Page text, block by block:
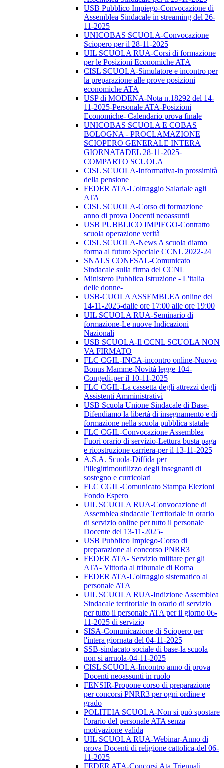
USB Pubblico Impiego-Convocazione di
Assemblea Sindacale in streaming del 26-
11-2025
UNICOBAS SCUOLA-Convocazione
Sciopero per il 28-11-2025
UIL SCUOLA RUA-Corsi di formazione
per le Posizioni Economiche ATA
CISL SCUOLA-Simulatore e incontro per
la preparazione alle prove posizioni
economiche ATA
USP di MODENA-Nota n.18292 del 14-
11-2025-Personale ATA-Posizioni
Economiche- Calendario prova finale
UNICOBAS SCUOLA E COBAS
BOLOGNA - PROCLAMAZIONE
SCIOPERO GENERALE INTERA
GIORNATADEL 28-11-2025-
COMPARTO SCUOLA
CISL SCUOLA-Informativa-in prossimità
della pensione
FEDER ATA-L'oltraggio Salariale agli
ATA
CISL SCUOLA-Corso di formazione
anno di prova Docenti neoassunti
USB PUBBLICO IMPIEGO-Contratto
scuola operazione verità
CISL SCUOLA-News A scuola diamo
forma al futuro Speciale CCNL 2022-24
SNALS CONFSAL-Comunicato
Sindacale sulla firma del CCNL
Ministero Pubblica Istruzione - L'italia
delle donne-
USB-CUOLA ASSEMBLEA online del
14-11-2025-dalle ore 17:00 alle ore 19:00
UIL SCUOLA RUA-Seminario di
formazione-Le nuove Indicazioni
Nazionali
USB SCUOLA-Il CCNL SCUOLA NON
VA FIRMATO
FLC CGIL-INCA-incontro online-Nuovo
Bonus Mamme-Novità legge 104-
Congedi-per il 10-11-2025
FLC CGIL-La cassetta degli attrezzi degli
Assistenti Amministrativi
USB Scuola Unione Sindacale di Base-
Difendiamo la libertà di insegnamento e di
formazione nella scuola pubblica statale
FLC CGIL-Convocazione Assemblea
Fuori orario di servizio-Lettura busta paga
e ricostruzione carriera-per il 13-11-2025
A.S.A. Scuola-Diffida per
l'illegittimoutilizzo degli insegnanti di
sostegno e curricolari
FLC CGIL-Comunicato Stampa Elezioni
Fondo Espero
UIL SCUOLA RUA-Convocazione di
Assemblea sindacale Territoriale in orario
di servizio online per tutto il personale
Docente del 13-11-2025-
USB Pubblico Impiego-Corso di
preparazione al concorso PNRR3
FEDER ATA- Servizio militare per gli
ATA- Vittoria al tribunale di Roma
FEDER ATA-L'oltraggio sistematico al
personale ATA
UIL SCUOLA RUA-Indizione Assemblea
Sindacale territoriale in orario di servizio
per tutto il personale ATA per il giorno 06-
11-2025 di servizio
SISA-Comunicazione di Sciopero per
l'intera giornata del 04-11-2025
SSB-sindacato sociale di base-la scuola
non si arruola-04-11-2025
CISL SCUOLA-Incontro anno di prova
Docenti neoassunti in ruolo
FENSIR-Propone corso di preparazione
per concorsi PNRR3 per ogni ordine e
grado
POLITEIA SCUOLA-Non si può spostare
l'orario del personale ATA senza
motivazione valida
UIL SCUOLA RUA-Webinar-Anno di
prova Docenti di religione cattolica-del 06-
11-2025